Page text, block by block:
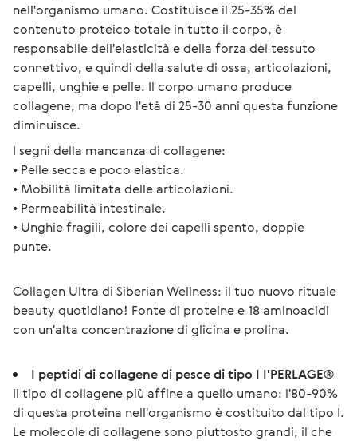
nell'organismo umano. Costituisce il 25-35% del
contenuto proteico totale in tutto il corpo, è
responsabile dell'elasticità e della forza del tessuto
connettivo, e quindi della salute di ossa, articolazioni,
capelli, unghie e pelle. Il corpo umano produce
collagene, ma dopo l'età di 25-30 anni questa funzione
diminuisce.
I segni della mancanza di collagene:
• Pelle secca e poco elastica.
• Mobilità limitata delle articolazioni.
• Permeabilità intestinale.
• Unghie fragili, colore dei capelli spento, doppie
punte.
Collagen Ultra di Siberian Wellness: il tuo nuovo rituale
beauty quotidiano! Fonte di proteine ​​e 18 aminoacidi
con un'alta concentrazione di glicina e prolina.
I peptidi di collagene di pesce di tipo I I'PERLAGE®
Il tipo di collagene più affine a quello umano: l'80-90%
di questa proteina nell'organismo è costituito dal tipo I.
Le molecole di collagene sono piuttosto grandi, il che